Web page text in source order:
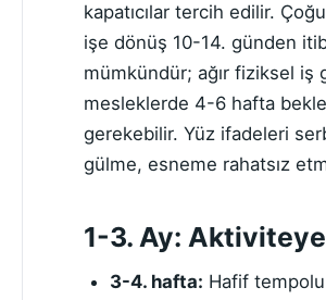
kapatıcılar tercih edilir.
işe dönüş 10-14. günden
mümkündür; ağır fiziksel iş
mesleklerde 4-6 hafta
gerekebilir. Yüz ifadeleri
gülme, esneme rahatsız
1-3. Ay:
3-4. hafta: Hafif